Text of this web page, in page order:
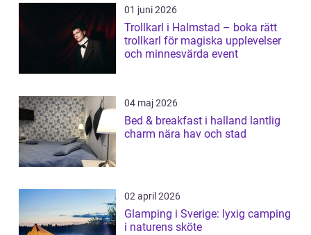
01 juni 2026
Trollkarl i Halmstad – boka rätt
trollkarl för magiska upplevelser
och minnesvärda event
04 maj 2026
Bed & breakfast i halland lantlig
charm nära hav och stad
02 april 2026
Glamping i Sverige: lyxig camping
i naturens sköte